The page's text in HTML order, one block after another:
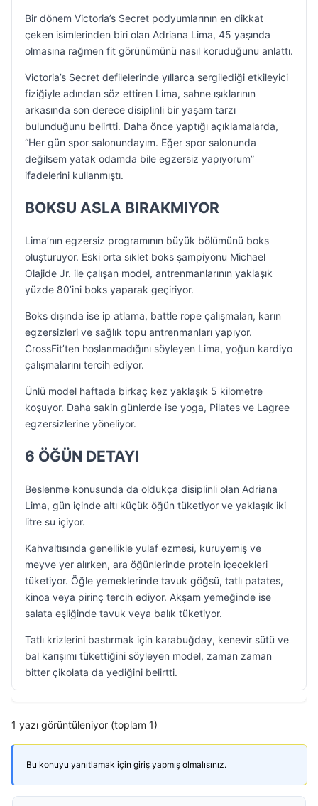
Bir dönem Victoria’s Secret podyumlarının en dikkat
çeken isimlerinden biri olan Adriana Lima, 45 yaşında
olmasına rağmen fit görünümünü nasıl koruduğunu anlattı.
Victoria’s Secret defilelerinde yıllarca sergilediği etkileyici
fiziğiyle adından söz ettiren Lima, sahne ışıklarının
arkasında son derece disiplinli bir yaşam tarzı
bulunduğunu belirtti. Daha önce yaptığı açıklamalarda,
“Her gün spor salonundayım. Eğer spor salonunda
değilsem yatak odamda bile egzersiz yapıyorum”
ifadelerini kullanmıştı.
BOKSU ASLA BIRAKMIYOR
Lima’nın egzersiz programının büyük bölümünü boks
oluşturuyor. Eski orta sıklet boks şampiyonu Michael
Olajide Jr. ile çalışan model, antrenmanlarının yaklaşık
yüzde 80’ini boks yaparak geçiriyor.
Boks dışında ise ip atlama, battle rope çalışmaları, karın
egzersizleri ve sağlık topu antrenmanları yapıyor.
CrossFit’ten hoşlanmadığını söyleyen Lima, yoğun kardiyo
çalışmalarını tercih ediyor.
Ünlü model haftada birkaç kez yaklaşık 5 kilometre
koşuyor. Daha sakin günlerde ise yoga, Pilates ve Lagree
egzersizlerine yöneliyor.
6 ÖĞÜN DETAYI
Beslenme konusunda da oldukça disiplinli olan Adriana
Lima, gün içinde altı küçük öğün tüketiyor ve yaklaşık iki
litre su içiyor.
Kahvaltısında genellikle yulaf ezmesi, kuruyemiş ve
meyve yer alırken, ara öğünlerinde protein içecekleri
tüketiyor. Öğle yemeklerinde tavuk göğsü, tatlı patates,
kinoa veya pirinç tercih ediyor. Akşam yemeğinde ise
salata eşliğinde tavuk veya balık tüketiyor.
Tatlı krizlerini bastırmak için karabuğday, kenevir sütü ve
bal karışımı tükettiğini söyleyen model, zaman zaman
bitter çikolata da yediğini belirtti.
1 yazı görüntüleniyor (toplam 1)
Bu konuyu yanıtlamak için giriş yapmış olmalısınız.